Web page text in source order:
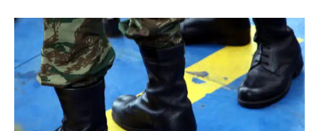
Κατερίνη: 74χρονη ανασύρθηκε νεκρή από τη θάλασσα
ΕΙΔΗΣΕΙΣ 10 Αυγούστου 2026 11:40
Μήλος: Στον εισαγγελέα ο πιλότος και ο ιδιοκτήτης του
ελικοπτέρου που προσγειώθηκε με τουρίστες στο Σαρακήνικο
ΔΙΚΑΙΟΣΥΝΗ 10 Αυγούστου 2026 11:27
Βύρωνας: Διαρρήκτες έριξαν οξύ στις κλειδαριές για να μπουν
σε διαμερίσματα (βίντεο)